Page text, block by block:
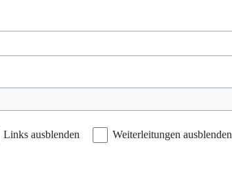
Links ausblenden Weiterleitungen ausblenden